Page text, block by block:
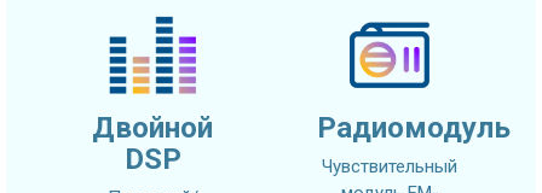
Двойной
DSP
Радиомодуль
Чувствительный